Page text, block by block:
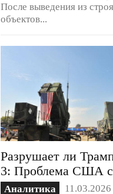
После выведения из
объектов...
Разрушает ли
3: Проблема США с
Аналитика 11.03.2026